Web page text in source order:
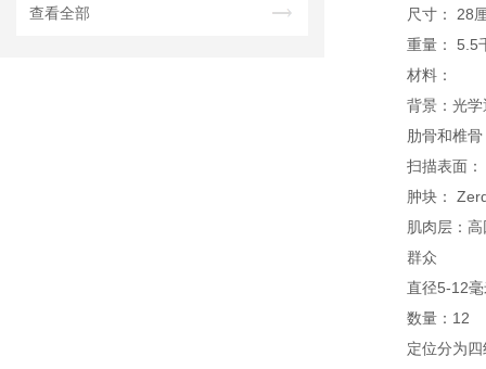
查看全部
尺寸： 28
重量： 5.5
材料：
背景：光
肋骨和椎
扫描表面
肿块：
肌肉层：
群众
直径5-12毫
数量：12
定位分为